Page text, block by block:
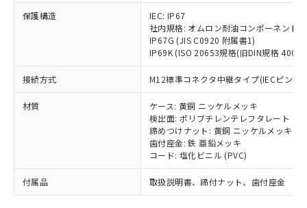
保護構造
IEC: IP67
社内規格: オムロン耐油コンポーネント
IP67G (JIS C0920 附属書1)
IP69K (ISO 20653規格(旧DIN規格
接続方式 M12標準コネクタ中継タイプ(IECピン配
材質
ケース: 黄銅 ニッケルメッキ
検出面: ポリブチレンテレフタレート
締めつけナット: 黄銅 ニッケルメッキ
歯付座金: 鉄 亜鉛メッキ
コード: 塩化ビニル (PVC)
付属品 取扱説明書、締付ナット、歯付座金
覧された時点での実際の在庫および標
準価格とは異なる場合があることをご
正式な納期状況および標準価格はお客
様のお取引先、またはお客様担当のオ
ムロン制御機器販売店・当社販売員に
ご相談ください。
オムロン制御機器販売店や当社販売拠
販売ネットワーク
」をご確認
在庫状況および標準価格結果を当社の
事前の承諾なく第三者に漏洩または開
示しないようお願いします。
マイパーツ機能（部品リスト作成サー
ミウム(Cd) 100ppm以下、
六価クロム(Cr(Ⅵ)) 1000ppm以下、ポリ臭化ビフェニル
類(PBB) 1000ppm以下、ポリ臭化ジフェニルエーテル類
(PBDE) 1000ppm以下、フタル酸ビス(2-エチルヘキシ
ル) (DEHP)(別名：DOP) 1000ppm以下、フタル酸ブチ
ルベンジル（BBP） 1000ppm以下、フタル酸ジブチル
（DBP） 1000ppm以下、フタル酸ジイソブチル
(DIBP) 1000ppm以下
但し、RoHS指令で産業用監視および制御機器に対する
フタル酸エステル類の４物質については閾値を超える意
図的な使用がないことを確認しています。
部品在庫の切り替え状況などにより、予定
月が前後することがあります。
Pb(鉛) :1000ppm、 Hg(水銀) : 1000ppm、 Cd(カドミウ
ム) : 100ppm、
Cr(Ⅵ)(六価クロム) : 1000ppm、 PBBs(ポリ臭化ビフェ
ニル類) : 1000ppm、 PBDEs(ポリ臭化ジフェニルエーテ
DBP(フタル酸ジブチル) : 1000ppm、 DIBP(フタル酸ジ
イソブチル) : 1000ppm、 BBP(フタル酸ブチルベンジ
ル) : 1000ppm、
DEHP(フタル酸ビス(2-エチルヘキシル)) : 1000ppm
※2 環境保護使用期限
「ｅ」：有害物質（10物質）のすべてが基
準値以下であることを示します。
「10」：通常の使用状況下において有害物
質が外部に漏えいし、環境に深刻な影響を
可)を取得するなどの必要な手続きを
当社は規制貨物を破棄する場合は、完
全に破砕するなど、違法に輸出されな
いよう必要な手段を講じます。
当社は貴社製品を、核兵器、ミサイ
ル、化学兵器、生物兵器またはその他
武器並びにこれらの製造装置等に一切
使用いたしません。
当社は、貴社製品を第三者に販売する
場合は、上記1、2および3の内容を当
該第三者に通知します。また当社は、
販売先および販売に係わる関係者が違
法に輸出するおそれがある場合は、取
一定数以上の在庫あり
一定数には満たないが在庫あり
在庫なし(最新の在庫状況につ
いては、お客様のお取引先、ま
たはお客様担当のオムロン制御
機器販売店・当社販売員にご確
認ください)
受注生産機種、また在庫状況の